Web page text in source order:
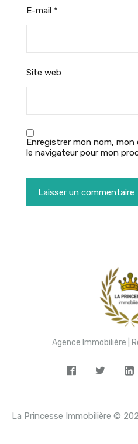
E-mail *
Site web
Enregistrer mon nom,
le navigateur pour mon
Agence Immobilière |
La Princesse Immobilière ©